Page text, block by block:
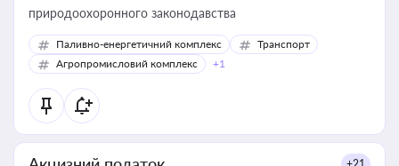
природоохоронного законодавства
Паливно-енергетичний комплекс
Транспорт
Агропромисловий комплекс
+1